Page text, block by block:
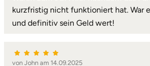
kurzfristig nicht funktioniert hat. War
und definitiv sein Geld wert!
von John am 14.09.2025
Meiningen